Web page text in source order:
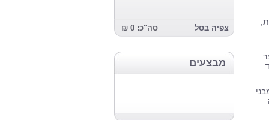
צפיה בסל סה"כ: 0 ₪
מבצעים